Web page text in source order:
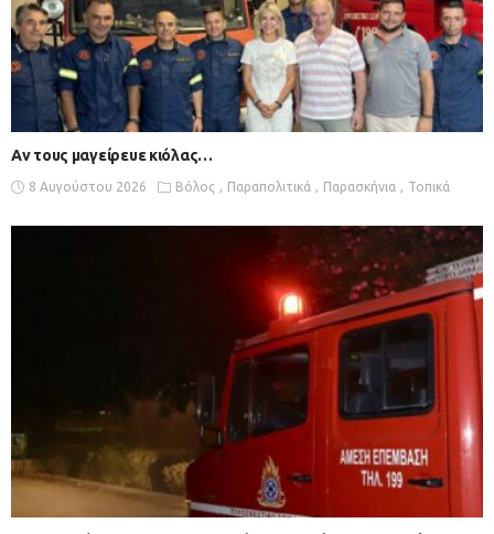
Αν τους μαγείρευε κιόλας…
8 Αυγούστου 2026 Βόλος Παραπολιτικά Παρασκήνια Τοπικά